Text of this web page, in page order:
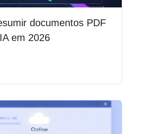
documentos PDF
em 2026